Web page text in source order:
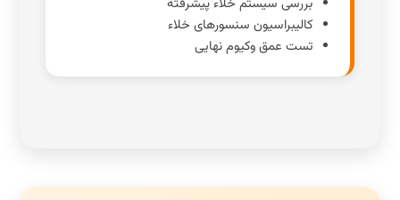
کالیبراسیون سنسورهای خلاء
تست عمق وکیوم نهایی